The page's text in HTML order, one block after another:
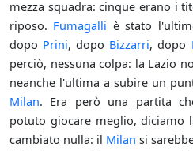
mezza squadra: cinque erano i
riposo. Fumagalli è stato
dopo Prini, dopo Bizzarri, dopo
perciò, nessuna colpa: la Lazio
neanche l'ultima a subire un
Milan. Era però una partita
potuto giocare meglio, diciamo
cambiato nulla: il Milan si